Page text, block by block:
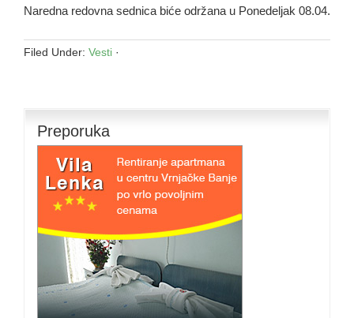
Naredna redovna sednica biće održana u Ponedeljak 08.04.
Filed Under: Vesti ·
Preporuka